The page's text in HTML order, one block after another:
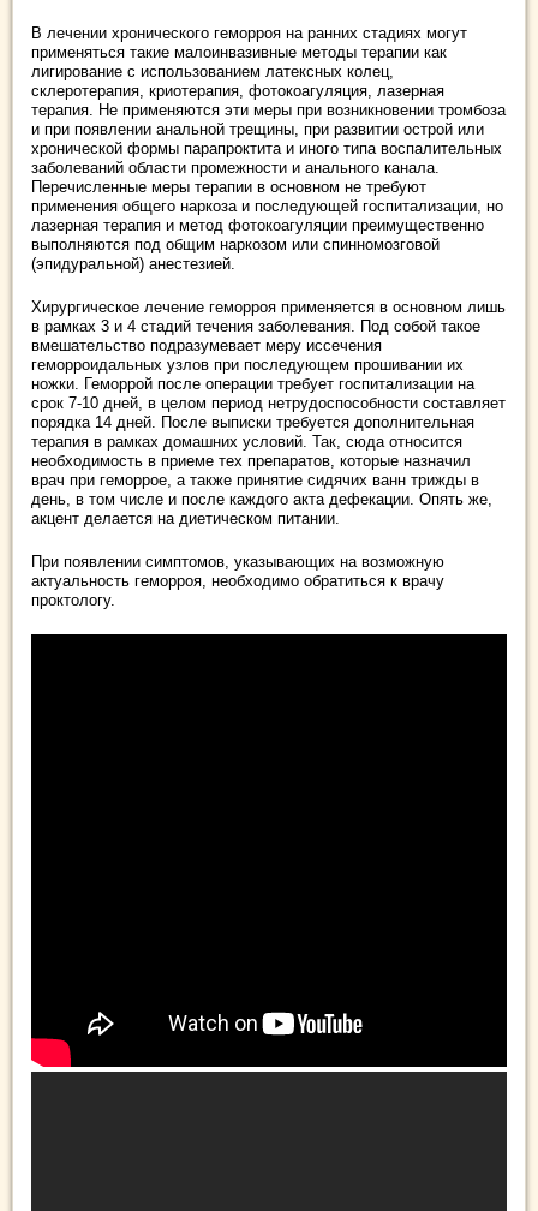
В лечении хронического геморроя на ранних стадиях могут
применяться такие малоинвазивные методы терапии как
лигирование с использованием латексных колец,
склеротерапия, криотерапия, фотокоагуляция, лазерная
терапия. Не применяются эти меры при возникновении тромбоза
и при появлении анальной трещины, при развитии острой или
хронической формы парапроктита и иного типа воспалительных
заболеваний области промежности и анального канала.
Перечисленные меры терапии в основном не требуют
применения общего наркоза и последующей госпитализации, но
лазерная терапия и метод фотокоагуляции преимущественно
выполняются под общим наркозом или спинномозговой
(эпидуральной) анестезией.
Хирургическое лечение геморроя применяется в основном лишь
в рамках 3 и 4 стадий течения заболевания. Под собой такое
вмешательство подразумевает меру иссечения
геморроидальных узлов при последующем прошивании их
ножки. Геморрой после операции требует госпитализации на
срок 7-10 дней, в целом период нетрудоспособности составляет
порядка 14 дней. После выписки требуется дополнительная
терапия в рамках домашних условий. Так, сюда относится
необходимость в приеме тех препаратов, которые назначил
врач при геморрое, а также принятие сидячих ванн трижды в
день, в том числе и после каждого акта дефекации. Опять же,
акцент делается на диетическом питании.
При появлении симптомов, указывающих на возможную
актуальность геморроя, необходимо обратиться к врачу
проктологу.